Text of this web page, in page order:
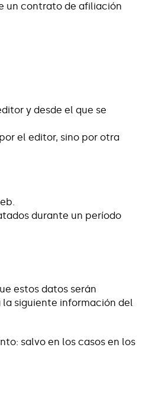
un contrato de afiliación
y desde el que se
el editor, sino por otra
durante un período
estos datos serán
la siguiente información del
salvo en los casos en los